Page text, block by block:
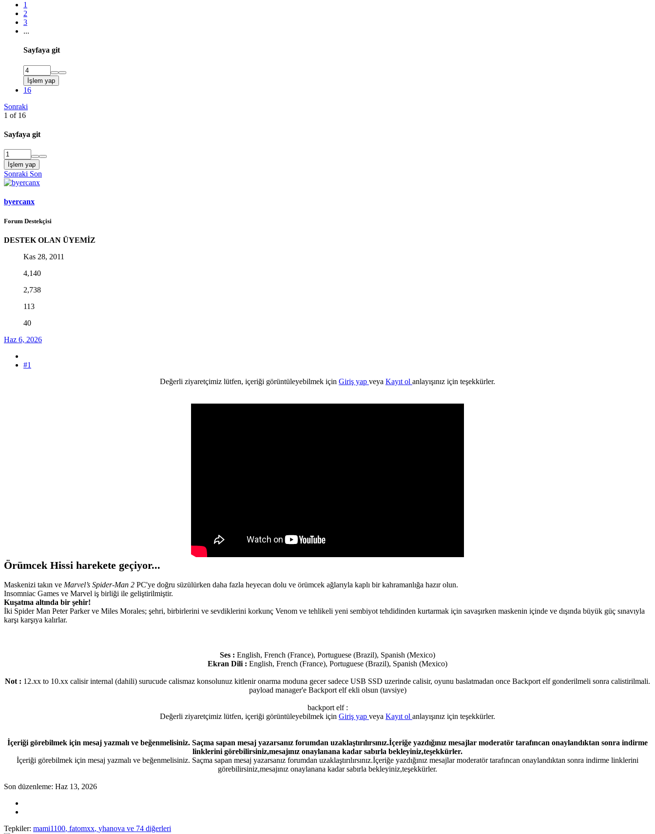
1
2
3
...
Sayfaya git
İşlem yap
16
Sonraki
1 of 16
Sayfaya git
İşlem yap
Sonraki Son
byercanx
Forum Destekçisi
DESTEK OLAN ÜYEMİZ
Kas 28, 2011
4,140
2,738
113
40
Haz 6, 2026
#1
Değerli ziyaretçimiz lütfen, içeriği görüntüleyebilmek için Giriş yap veya Kayıt ol anlayışınız için teşekkürler.
Örümcek Hissi harekete geçiyor...
Maskenizi takın ve Marvel’s Spider-Man 2 PC'ye doğru süzülürken daha fazla heyecan dolu ve örümcek ağlarıyla kaplı bir kahramanlığa hazır olun.
Insomniac Games ve Marvel iş birliği ile geliştirilmiştir.
Kuşatma altında bir şehir!
İki Spider Man Peter Parker ve Miles Morales; şehri, birbirlerini ve sevdiklerini korkunç Venom ve tehlikeli yeni sembiyot tehdidinden kurtarmak için savaşırken maskenin içinde ve dışında büyük güç sınavıyla
karşı karşıya kalırlar.
Ses : English, French (France), Portuguese (Brazil), Spanish (Mexico)
Ekran Dili : English, French (France), Portuguese (Brazil), Spanish (Mexico)
Not : 12.xx to 10.xx calisir internal (dahili) surucude calismaz konsolunuz kitlenir onarma moduna gecer sadece USB SSD uzerinde calisir, oyunu baslatmadan once Backport elf gonderilmeli sonra calistirilmali.
payload manager'e Backport elf ekli olsun (tavsiye)
backport elf :
Değerli ziyaretçimiz lütfen, içeriği görüntüleyebilmek için Giriş yap veya Kayıt ol anlayışınız için teşekkürler.
İçeriği görebilmek için mesaj yazmalı ve beğenmelisiniz. Saçma sapan mesaj yazarsanız forumdan uzaklaştırılırsınız.İçeriğe yazdığınız mesajlar moderatör tarafıncan onaylandıktan sonra indirme
linklerini görebilirsiniz,mesajınız onaylanana kadar sabırla bekleyiniz,teşekkürler.
İçeriği görebilmek için mesaj yazmalı ve beğenmelisiniz. Saçma sapan mesaj yazarsanız forumdan uzaklaştırılırsınız.İçeriğe yazdığınız mesajlar moderatör tarafıncan onaylandıktan sonra indirme linklerini
görebilirsiniz,mesajınız onaylanana kadar sabırla bekleyiniz,teşekkürler.
Son düzenleme: Haz 13, 2026
Tepkiler: mami1100, fatomxx, yhanova ve 74 diğerleri